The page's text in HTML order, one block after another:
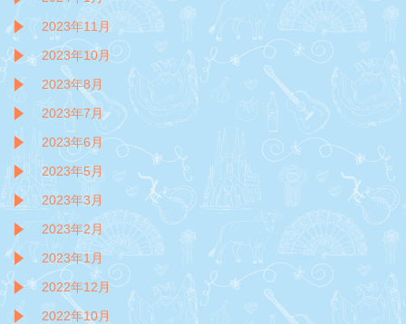
2023年11月
2023年10月
2023年8月
2023年7月
2023年6月
2023年5月
2023年3月
2023年2月
2023年1月
2022年12月
2022年10月